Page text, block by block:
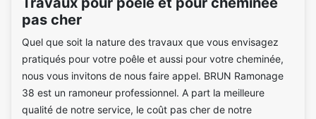
pas cher
Quel que soit la nature des travaux que vous envisagez
pratiqués pour votre poêle et aussi pour votre cheminée,
nous vous invitons de nous faire appel. BRUN Ramonage
38 est un ramoneur professionnel. A part la meilleure
qualité de notre service, le coût pas cher de notre